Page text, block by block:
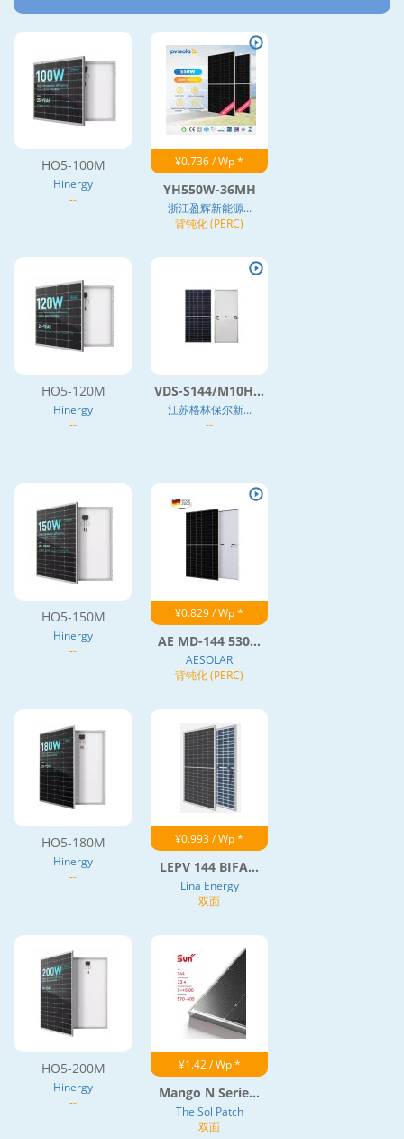
HO5-100M
Hinergy
--
¥0.736 / Wp *
YH550W-36MH
浙江盈辉新能源...
背钝化 (PERC)
HO5-120M
Hinergy
--
VDS-S144/M10H...
江苏格林保尔新...
--
HO5-150M
Hinergy
--
¥0.829 / Wp *
AE MD-144 530...
AESOLAR
背钝化 (PERC)
HO5-180M
Hinergy
--
¥0.993 / Wp *
LEPV 144 BIFA...
Lina Energy
双面
HO5-200M
Hinergy
--
¥1.42 / Wp *
Mango N Serie...
The Sol Patch
双面